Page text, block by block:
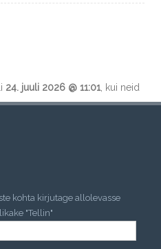
24. juuli 2026 @ 11:01, kui neid
kohta kirjutage allolevasse
"Tellin"